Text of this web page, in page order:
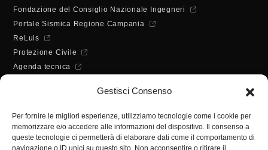
Gestisci Consenso
Per fornire le migliori esperienze, utilizziamo tecnologie come i cookie per
memorizzare e/o accedere alle informazioni del dispositivo. Il consenso a
queste tecnologie ci permetterà di elaborare dati come il comportamento di
navigazione o ID unici su questo sito. Non acconsentire o ritirare il
Fondazione del Consiglio Nazionale Ingegneri
Portale Sismica Regione Campania
ReLuis
Protezione Civile
Agenda tecnica
ORARI DI APERTURA
10:00 - 12:00
Martedì - Giovedì:
10:00 - 12:00 / 14:30 - 16:30